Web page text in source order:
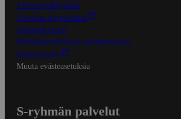
Tietosuojakäytäntö
Palvelun käyttöehdot
Saavutettavuus
Mobiilisovelluksen saavutettavuus
Mainostajalle
Muuta evästeasetuksia
S-ryhmän palvelut